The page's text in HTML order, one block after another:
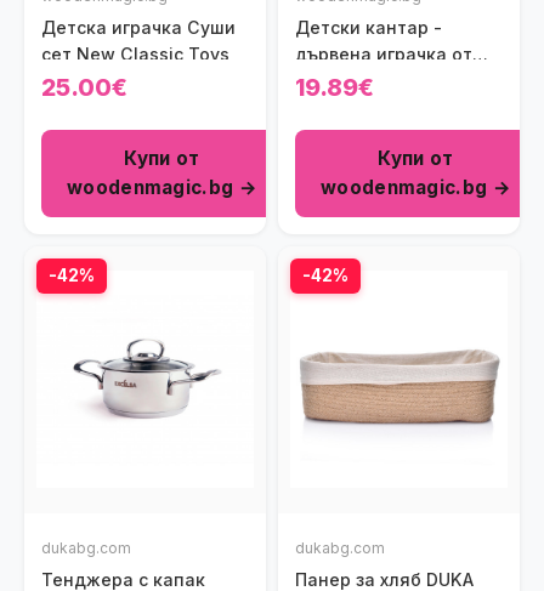
Детска играчка Суши
сет New Classic Toys
25.00€
Купи от
woodenmagic.bg →
Детски кантар -
дървена играчка от
Viga toys
19.89€
Купи от
woodenmagic.bg →
-42%
dukabg.com
Тенджера с капак
-42%
dukabg.com
Панер за хляб DUKA